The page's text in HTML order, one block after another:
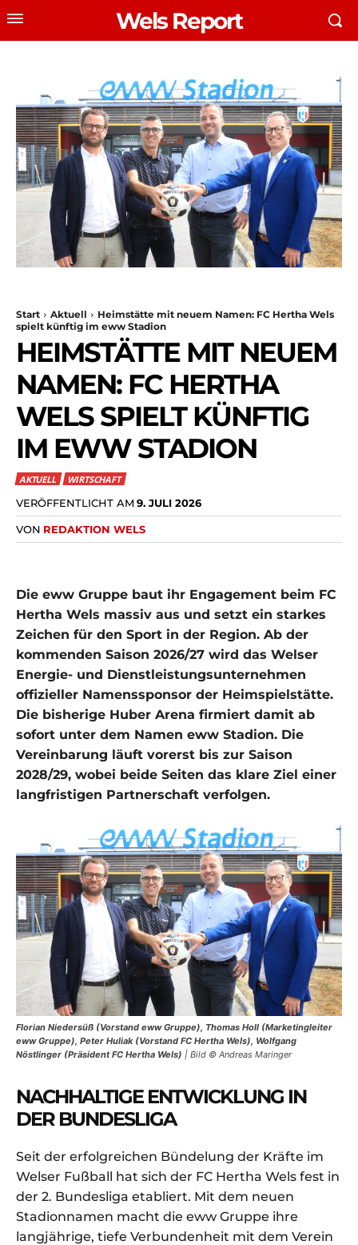
Wels Report
Start Aktuell
Heimstätte mit neuem Namen: FC Hertha Wels
spielt künftig im eww Stadion
HEIMSTÄTTE MIT NEUEM
NAMEN: FC HERTHA
WELS SPIELT KÜNFTIG
IM EWW STADION
AKTUELL WIRTSCHAFT
VERÖFFENTLICHT AM 9. JULI 2026
VON REDAKTION WELS
Die eww Gruppe baut ihr Engagement beim FC
Hertha Wels massiv aus und setzt ein starkes
Zeichen für den Sport in der Region. Ab der
kommenden Saison 2026/27 wird das Welser
Energie- und Dienstleistungsunternehmen
offizieller Namenssponsor der Heimspielstätte.
Die bisherige Huber Arena firmiert damit ab
sofort unter dem Namen eww Stadion. Die
Vereinbarung läuft vorerst bis zur Saison
2028/29, wobei beide Seiten das klare Ziel einer
langfristigen Partnerschaft verfolgen.
Florian Niedersüß (Vorstand eww Gruppe), Thomas Holl (Marketingleiter
eww Gruppe), Peter Huliak (Vorstand FC Hertha Wels), Wolfgang
Nöstlinger (Präsident FC Hertha Wels) | Bild © Andreas Maringer
NACHHALTIGE ENTWICKLUNG IN
DER BUNDESLIGA
Seit der erfolgreichen Bündelung der Kräfte im
Welser Fußball hat sich der FC Hertha Wels fest in
der 2. Bundesliga etabliert. Mit dem neuen
Stadionnamen macht die eww Gruppe ihre
langjährige, tiefe Verbundenheit mit dem Verein